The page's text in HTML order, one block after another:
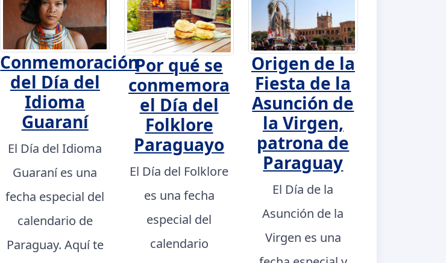
Conmemoración
del Día del
Idioma
Guaraní
El Día del Idioma
Guaraní es una
fecha especial del
calendario de
Paraguay. Aquí te
Por qué se
conmemora
el Día del
Folklore
Paraguayo
El Día del Folklore
es una fecha
especial del
calendario
Origen de la
Fiesta de la
Asunción de
la Virgen,
patrona de
Paraguay
El Día de la
Asunción de la
Virgen es una